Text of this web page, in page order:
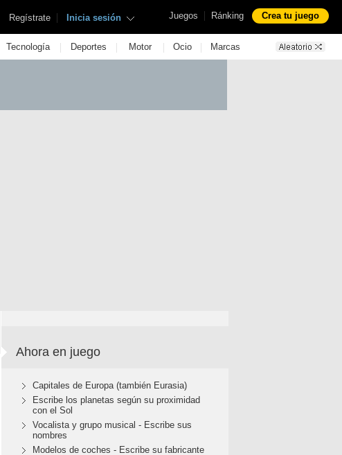
Juegos | Ránking Crea tu juego
Regístrate | Inicia sesión
Tecnología | Deportes | Motor | Ocio | Marcas
Ahora en juego
Capitales de Europa (también Eurasia)
Escribe los planetas según su proximidad
con el Sol
Vocalista y grupo musical - Escribe sus
nombres
Modelos de coches - Escribe su fabricante